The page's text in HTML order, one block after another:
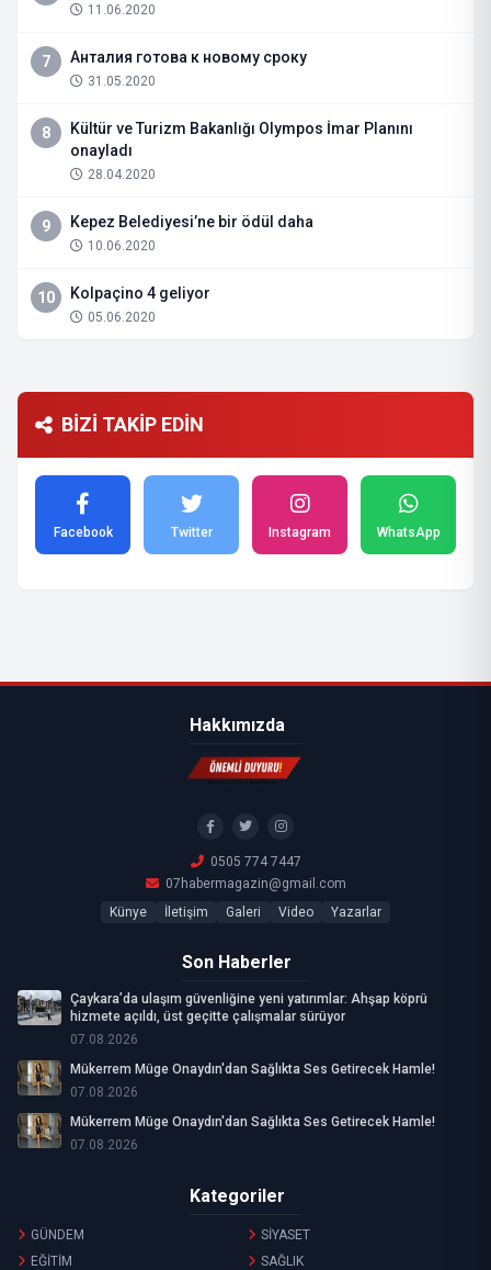
11.06.2020
7 Анталия готова к новому сроку
31.05.2020
8
Kültür ve Turizm Bakanlığı Olympos İmar Planını
onayladı
28.04.2020
9 Kepez Belediyesi’ne bir ödül daha
10.06.2020
10 Kolpaçino 4 geliyor
05.06.2020
BİZİ TAKİP EDİN
Facebook Twitter Instagram WhatsApp
Hakkımızda
0505 774 7447
07habermagazin@gmail.com
Künye
İletişim Galeri Video Yazarlar
Son Haberler
Çaykara’da ulaşım güvenliğine yeni yatırımlar: Ahşap köprü
hizmete açıldı, üst geçitte çalışmalar sürüyor
07.08.2026
Mükerrem Müge Onaydın'dan Sağlıkta Ses Getirecek Hamle!
07.08.2026
Mükerrem Müge Onaydın'dan Sağlıkta Ses Getirecek Hamle!
07.08.2026
Kategoriler
GÜNDEM
SİYASET
EĞİTİM
SAĞLIK